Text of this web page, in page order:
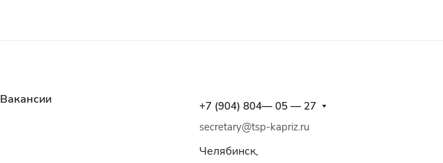
Вакансии
+7 (904) 804— 05 — 27
secretary@tsp-kapriz.ru
Челябинск,